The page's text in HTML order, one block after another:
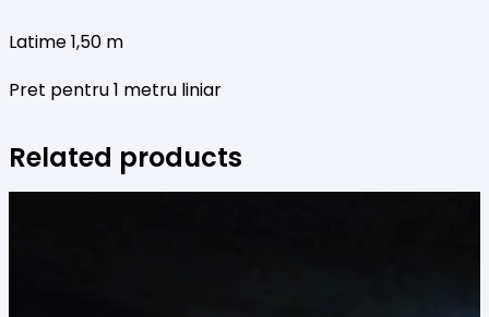
Latime 1,50 m
Pret pentru 1 metru liniar
Related products